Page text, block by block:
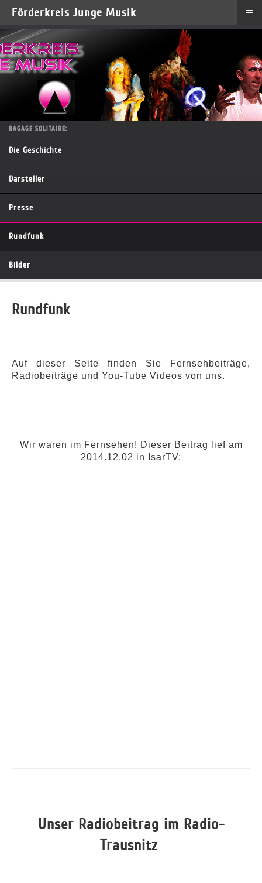
BAGAGE SOLITAIRE:
Die Geschichte
Darsteller
Presse
Rundfunk
Bilder
Rundfunk
Auf dieser Seite finden Sie Fernsehbeiträge,
Radiobeiträge und You-Tube Videos von uns.
Wir waren im Fernsehen! Dieser Beitrag lief am
2014.12.02 in IsarTV:
Unser Radiobeitrag im Radio-
Trausnitz
Förderkreis Junge Musik ≡